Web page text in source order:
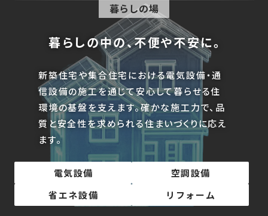
暮らしの場
暮らしの中の、不便や不安に。
新築住宅や集合住宅における電気設備・通
信設備の施工を通じて安心して暮らせる住
環境の基盤を支えます。確かな施工力で、品
質と安全性を求められる住まいづくりに応え
ます。
電気設備
空調設備
省エネ設備
リフォーム